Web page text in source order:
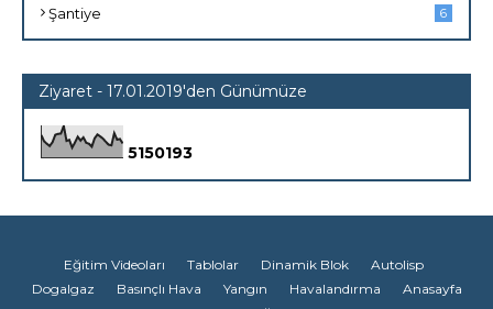
Şantiye 6
Ziyaret - 17.01.2019'den Günümüze
5150193
Eğitim Videoları Tablolar Dinamik Blok
Autolisp
Dogalgaz
Basınçlı Hava Yangın Havalandırma
Anasayfa